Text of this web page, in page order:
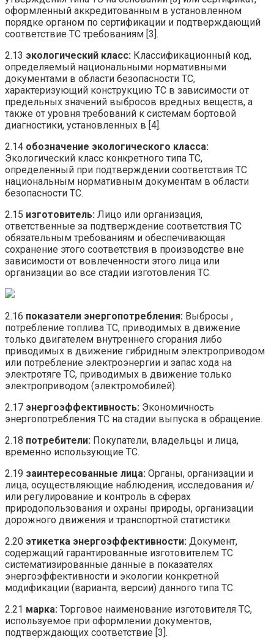
оформленный аккредитованным в установленном
порядке органом по сертификации и подтверждающий
соответствие ТС требованиям [3].
2.13 экологический класс: Классификационный код,
определяемый национальными нормативными
документами в области безопасности ТС,
характеризующий конструкцию ТС в зависимости от
предельных значений выбросов вредных веществ, а
также от уровня требований к системам бортовой
диагностики, установленных в [4].
2.14 обозначение экологического класса:
Экологический класс конкретного типа ТС,
определенный при подтверждении соответствия ТС
национальным нормативным документам в области
безопасности ТС.
2.15 изготовитель: Лицо или организация,
ответственные за подтверждение соответствия ТС
обязательным требованиям и обеспечивающая
сохранение этого соответствия в производстве вне
зависимости от вовлеченности этого лица или
организации во все стадии изготовления ТС.
2.16 показатели энергопотребления: Выбросы ,
потребление топлива ТС, приводимых в движение
только двигателем внутреннего сгорания либо
приводимых в движение гибридным электроприводом
или потребление электроэнергии и запас хода на
электротяге ТС, приводимых в движение только
электроприводом (электромобилей).
2.17 энергоэффективность: Экономичность
энергопотребления ТС на стадии выпуска в обращение.
2.18 потребители: Покупатели, владельцы и лица,
временно использующие ТС.
2.19 заинтересованные лица: Органы, организации и
лица, осуществляющие наблюдения, исследования и/
или регулирование и контроль в сферах
природопользования и охраны природы, организации
дорожного движения и транспортной статистики.
2.20 этикетка энергоэффективности: Документ,
содержащий гарантированные изготовителем ТС
систематизированные данные в показателях
энергоэффективности и экологии конкретной
модификации (варианта, версии) данного типа ТС.
2.21 марка: Торговое наименование изготовителя ТС,
используемое при оформлении документов,
подтверждающих соответствие [3].